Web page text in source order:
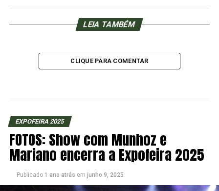
LEIA TAMBÉM
CLIQUE PARA COMENTAR
EXPOFEIRA 2025
FOTOS: Show com Munhoz e
Mariano encerra a Expofeira 2025
Publicado 1 ano atrás em junho 9, 2025